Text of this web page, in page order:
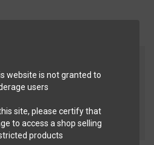
website is not granted to
users
site, please certify that
to access a shop selling
products